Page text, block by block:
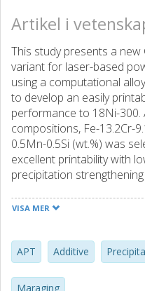
Artikel i
This study presents a
variant for laser-based
using a computational
to develop an easily
performance to 18Ni-
compositions, Fe-13.2Cr-
0.5Mn-0.5Si (wt.%) was
excellent printability with
precipitation
hardness, tensile strength,
(Ni, Al, Nb, Ti, Mn, Si)
m-3. Between 15 min and
with a radius of ∼1.4 nm.
VISA MER
APT Additive
Maraging